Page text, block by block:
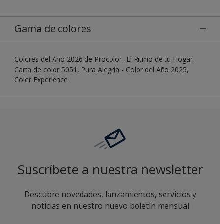
Gama de colores
Colores del Año 2026 de Procolor- El Ritmo de tu Hogar,
Carta de color 5051, Pura Alegría - Color del Año 2025,
Color Experience
Suscríbete a nuestra newsletter
Descubre novedades, lanzamientos, servicios y
noticias en nuestro nuevo boletín mensual